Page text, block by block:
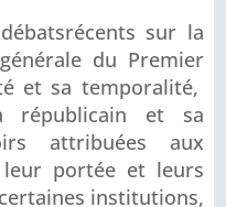
sur la
du Premier
et sa temporalité,
républicain et sa
attribuées aux
portée et leurs
institutions,